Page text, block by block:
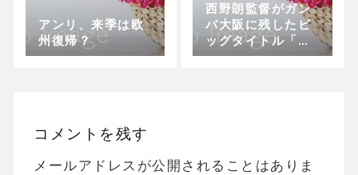
アンリ、来季は欧
州復帰？
西野朗監督がガン
バ大阪に残したビ
ッグタイトル「攻
撃サッカー」（前
コメントを残す
メールアドレスが公開されることはありま